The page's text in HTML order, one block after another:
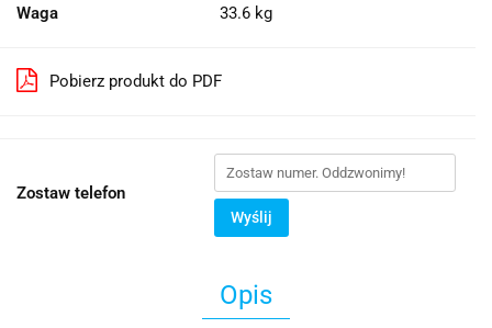
Waga 33.6 kg
Pobierz produkt do PDF
Zostaw telefon
Wyślij
Opis